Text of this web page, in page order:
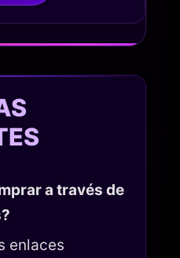
a través de
enlaces